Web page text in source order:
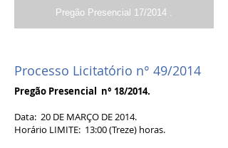
Pregão Presencial 17/2014 .
Processo Licitatório n° 49/2014
Pregão Presencial n° 18/2014.
Data: 20 DE MARÇO DE 2014.
Horário LIMITE: 13:00 (Treze) horas.